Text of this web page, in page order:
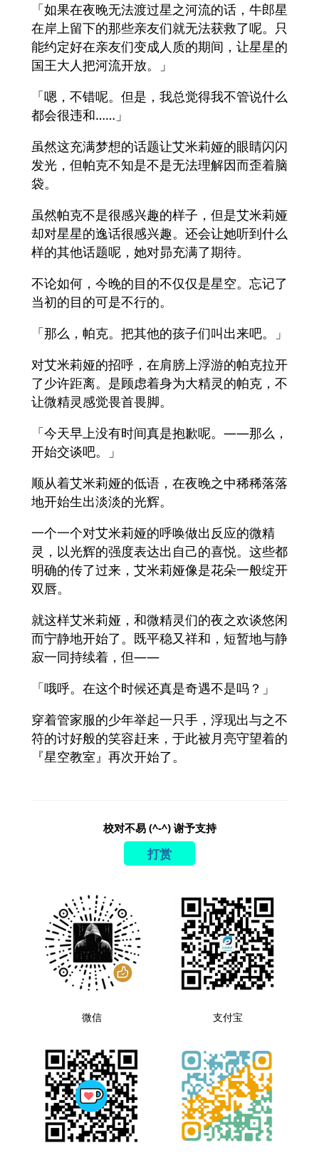
「如果在夜晚无法渡过星之河流的话，牛郎星
在岸上留下的那些亲友们就无法获救了呢。只
能约定好在亲友们变成人质的期间，让星星的
国王大人把河流开放。」
「嗯，不错呢。但是，我总觉得我不管说什么
都会很违和……」
虽然这充满梦想的话题让艾米莉娅的眼睛闪闪
发光，但帕克不知是不是无法理解因而歪着脑
袋。
虽然帕克不是很感兴趣的样子，但是艾米莉娅
却对星星的逸话很感兴趣。还会让她听到什么
样的其他话题呢，她对昴充满了期待。
不论如何，今晚的目的不仅仅是星空。忘记了
当初的目的可是不行的。
「那么，帕克。把其他的孩子们叫出来吧。」
对艾米莉娅的招呼，在肩膀上浮游的帕克拉开
了少许距离。是顾虑着身为大精灵的帕克，不
让微精灵感觉畏首畏脚。
「今天早上没有时间真是抱歉呢。——那么，
开始交谈吧。」
顺从着艾米莉娅的低语，在夜晚之中稀稀落落
地开始生出淡淡的光辉。
一个一个对艾米莉娅的呼唤做出反应的微精
灵，以光辉的强度表达出自己的喜悦。这些都
明确的传了过来，艾米莉娅像是花朵一般绽开
双唇。
就这样艾米莉娅，和微精灵们的夜之欢谈悠闲
而宁静地开始了。既平稳又祥和，短暂地与静
寂一同持续着，但——
「哦呼。在这个时候还真是奇遇不是吗？」
穿着管家服的少年举起一只手，浮现出与之不
符的讨好般的笑容赶来，于此被月亮守望着的
『星空教室』再次开始了。
校对不易 (^-^) 谢予支持
打赏
微信 支付宝